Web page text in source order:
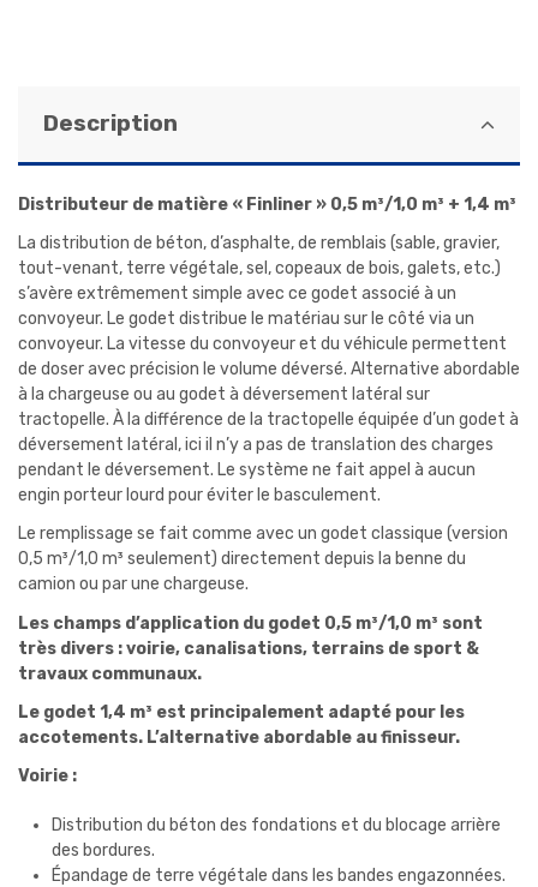
Description
Distributeur de matière « Finliner » 0,5 m³/1,0 m³ + 1,4 m³
La distribution de béton, d’asphalte, de remblais (sable, gravier,
tout-venant, terre végétale, sel, copeaux de bois, galets, etc.)
s’avère extrêmement simple avec ce godet associé à un
convoyeur. Le godet distribue le matériau sur le côté via un
convoyeur. La vitesse du convoyeur et du véhicule permettent
de doser avec précision le volume déversé. Alternative abordable
à la chargeuse ou au godet à déversement latéral sur
tractopelle. À la différence de la tractopelle équipée d’un godet à
déversement latéral, ici il n’y a pas de translation des charges
pendant le déversement. Le système ne fait appel à aucun
engin porteur lourd pour éviter le basculement.
Le remplissage se fait comme avec un godet classique (version
0,5 m³/1,0 m³ seulement) directement depuis la benne du
camion ou par une chargeuse.
Les champs d’application du godet 0,5 m³/1,0 m³ sont
très divers : voirie, canalisations, terrains de sport &
travaux communaux.
Le godet 1,4 m³ est principalement adapté pour les
accotements. L’alternative abordable au finisseur.
Voirie :
Distribution du béton des fondations et du blocage arrière
des bordures.
Épandage de terre végétale dans les bandes engazonnées.